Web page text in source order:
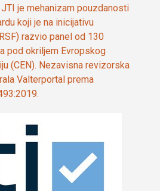
je mehanizam pouzdanosti
koji je na inicijativu
razvio panel od 130
pod okriljem Evropskog
(CEN). Nezavisna revizorska
Valterportal prema